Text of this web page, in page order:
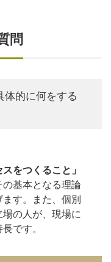
問
体的に何をする
をつくること」
基本となる理論
す。また、個別
の人が、現場に
です。